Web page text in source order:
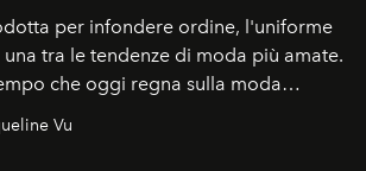
per infondere ordine, l'uniforme
tra le tendenze di moda più amate.
che oggi regna sulla moda
cultura pop.
Vu